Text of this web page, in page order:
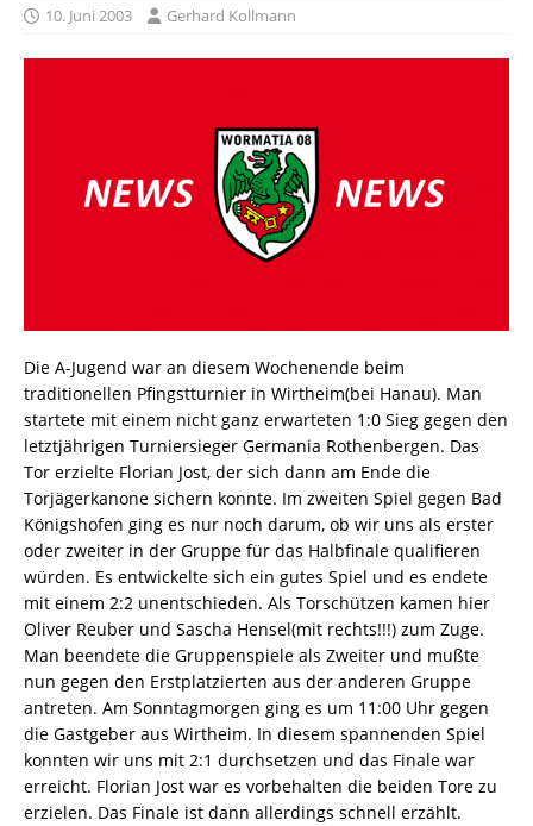
10. Juni 2003 Gerhard Kollmann
Die A-Jugend war an diesem Wochenende beim
traditionellen Pfingstturnier in Wirtheim(bei Hanau). Man
startete mit einem nicht ganz erwarteten 1:0 Sieg gegen den
letztjährigen Turniersieger Germania Rothenbergen. Das
Tor erzielte Florian Jost, der sich dann am Ende die
Torjägerkanone sichern konnte. Im zweiten Spiel gegen Bad
Königshofen ging es nur noch darum, ob wir uns als erster
oder zweiter in der Gruppe für das Halbfinale qualifieren
würden. Es entwickelte sich ein gutes Spiel und es endete
mit einem 2:2 unentschieden. Als Torschützen kamen hier
Oliver Reuber und Sascha Hensel(mit rechts!!!) zum Zuge.
Man beendete die Gruppenspiele als Zweiter und mußte
nun gegen den Erstplatzierten aus der anderen Gruppe
antreten. Am Sonntagmorgen ging es um 11:00 Uhr gegen
die Gastgeber aus Wirtheim. In diesem spannenden Spiel
konnten wir uns mit 2:1 durchsetzen und das Finale war
erreicht. Florian Jost war es vorbehalten die beiden Tore zu
erzielen. Das Finale ist dann allerdings schnell erzählt.